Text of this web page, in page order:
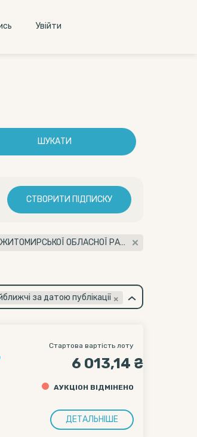
Увiйти
ШУКАТИ
СТВОРИТИ ПІДПИСКУ
Організатор: КОМУНАЛЬНЕ ПІДПРИЄМСТВО "АГЕНЦІЯ З ПИТАНЬ РЕГІОНАЛЬНОГО РОЗВИТКУ" ЖИТОМИРСЬКОЇ ОБЛАСНОЇ РАДИ (32744337)
×
за датою публікації
Стартова вартість лоту
6 013,14 ₴
АУКЦІОН ВІДМІНЕНО
ДЕТАЛЬНІШЕ